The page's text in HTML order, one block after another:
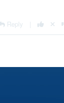
Reply